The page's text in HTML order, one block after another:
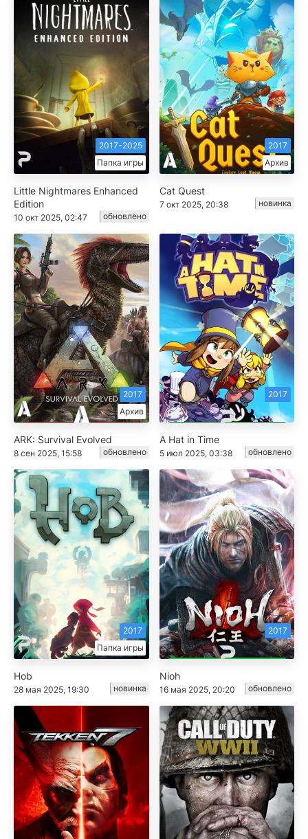
Папка игры
2017-2025
Little Nightmares Enhanced
Edition
10 окт 2025, 02:47 обновлено
Архив
2017
Cat Quest
7 окт 2025, 20:38 новинка
Архив
2017
ARK: Survival Evolved
8 сен 2025, 15:58 обновлено
2017
A Hat in Time
5 июл 2025, 03:38 обновлено
Папка игры
2017
Hob
28 мая 2025, 19:30 новинка
2017
Nioh
16 мая 2025, 20:20 обновлено